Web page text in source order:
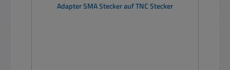
Adapter SMA Stecker auf TNC Stecker